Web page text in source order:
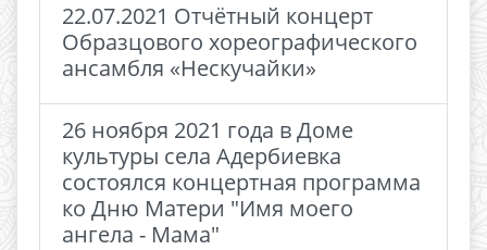
22.07.2021 Отчётный концерт
Образцового хореографического
ансамбля «Нескучайки»
26 ноября 2021 года в Доме
культуры села Адербиевка
состоялся концертная программа
ко Дню Матери "Имя моего
ангела - Мама"